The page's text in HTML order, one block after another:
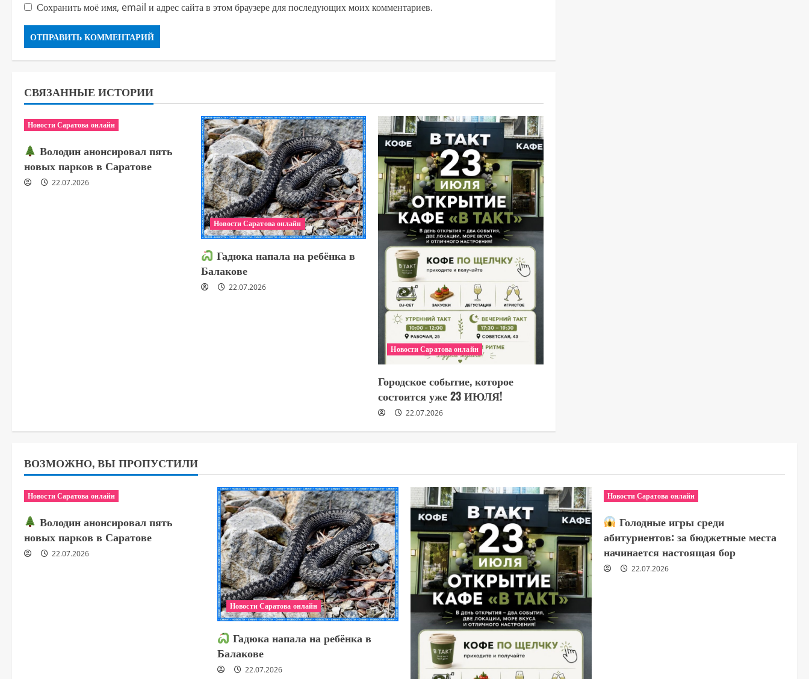
Сохранить моё имя, email и адрес сайта в этом браузере для последующих моих комментариев.
СВЯЗАННЫЕ ИСТОРИИ
Новости Саратова онлайн
Володин анонсировал пять
новых парков в Саратове
22.07.2026
Новости Саратова онлайн
Гадюка напала на ребёнка в
Балакове
22.07.2026
Новости Саратова онлайн
Городское событие, которое
состоится уже 23 ИЮЛЯ!
22.07.2026
ВОЗМОЖНО, ВЫ ПРОПУСТИЛИ
Новости Саратова онлайн
Володин анонсировал пять
новых парков в Саратове
22.07.2026
Новости Саратова онлайн
Гадюка напала на ребёнка в
Балакове
22.07.2026
Новости Саратова онлайн
Голодные игры среди
абитуриентов: за бюджетные места
начинается настоящая бор
22.07.2026